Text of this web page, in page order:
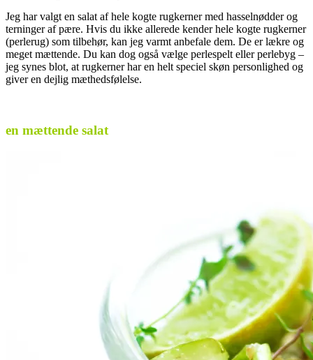
Jeg har valgt en salat af hele kogte rugkerner med hasselnødder og
terninger af pære. Hvis du ikke allerede kender hele kogte rugkerner
(perlerug) som tilbehør, kan jeg varmt anbefale dem. De er lækre og
meget mættende. Du kan dog også vælge perlespelt eller perlebyg –
jeg synes blot, at rugkerner har en helt speciel skøn personlighed og
giver en dejlig mæthedsfølelse.
en mættende salat